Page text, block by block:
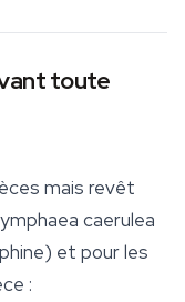
toute
mais revêt
caerulea
et pour les
: